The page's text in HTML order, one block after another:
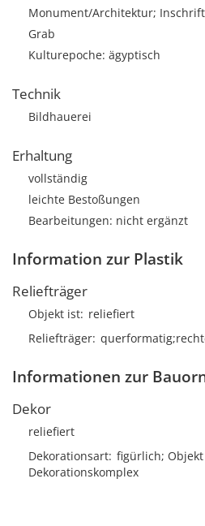
Monument/Architektur;
Grab
Kulturepoche: ägyptisch
Technik
Bildhauerei
Erhaltung
vollständig
leichte Bestoßungen
Bearbeitungen: nicht ergänzt
Information zur Plastik
Reliefträger
Objekt ist reliefiert
Reliefträger
Informationen zur
Dekor
reliefiert
Dekorationsart figürlich;
Dekorationskomplex